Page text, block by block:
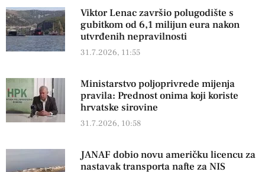
Viktor Lenac završio polugodište s
gubitkom od 6,1 milijun eura nakon
utvrđenih nepravilnosti
31.7.2026, 11:55
Ministarstvo poljoprivrede mijenja
pravila: Prednost onima koji koriste
hrvatske sirovine
31.7.2026, 10:58
JANAF dobio novu američku licencu za
nastavak transporta nafte za NIS